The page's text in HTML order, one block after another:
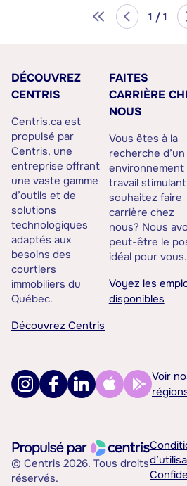
1 / 1
DÉCOUVREZ
CENTRIS
Centris.ca est
propulsé par
Centris, une
entreprise offrant
une vaste gamme
d’outils et de
solutions
technologiques
adaptés aux
besoins des
courtiers
immobiliers du
Québec.
Découvrez Centris
FAITES
CARRIÈRE
NOUS
Vous êtes à la
recherche d’un
environnement
travail
souhaitez faire
carrière chez
nous? Nous
peut-être le
idéal pour vous.
Voyez les
disponibles
Voir
© Centris 2026. Tous droits
réservés.